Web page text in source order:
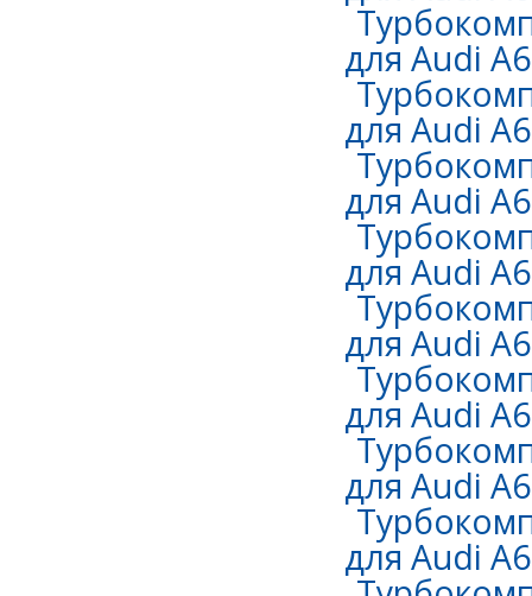
для Audi
для Audi
для Audi
для Audi
для Audi
для Audi
для Audi
для Audi